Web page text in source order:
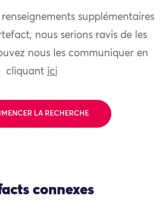
supplémentaires
nous serions ravis de les
nous les communiquer en
cliquant ici
LA RECHERCHE
connexes